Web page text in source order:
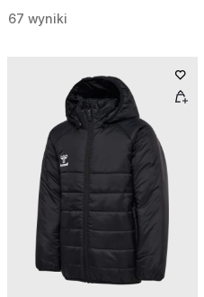
67 wyniki